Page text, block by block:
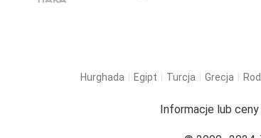
Hurghada Egipt Turcja Grecja
Informacje lub